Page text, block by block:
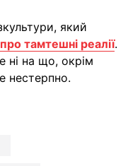
який
тамтешні реалії.
ні на що, окрім
нестерпно.
у Viber
у Whatsapp
у Messenger
у LinkedIn